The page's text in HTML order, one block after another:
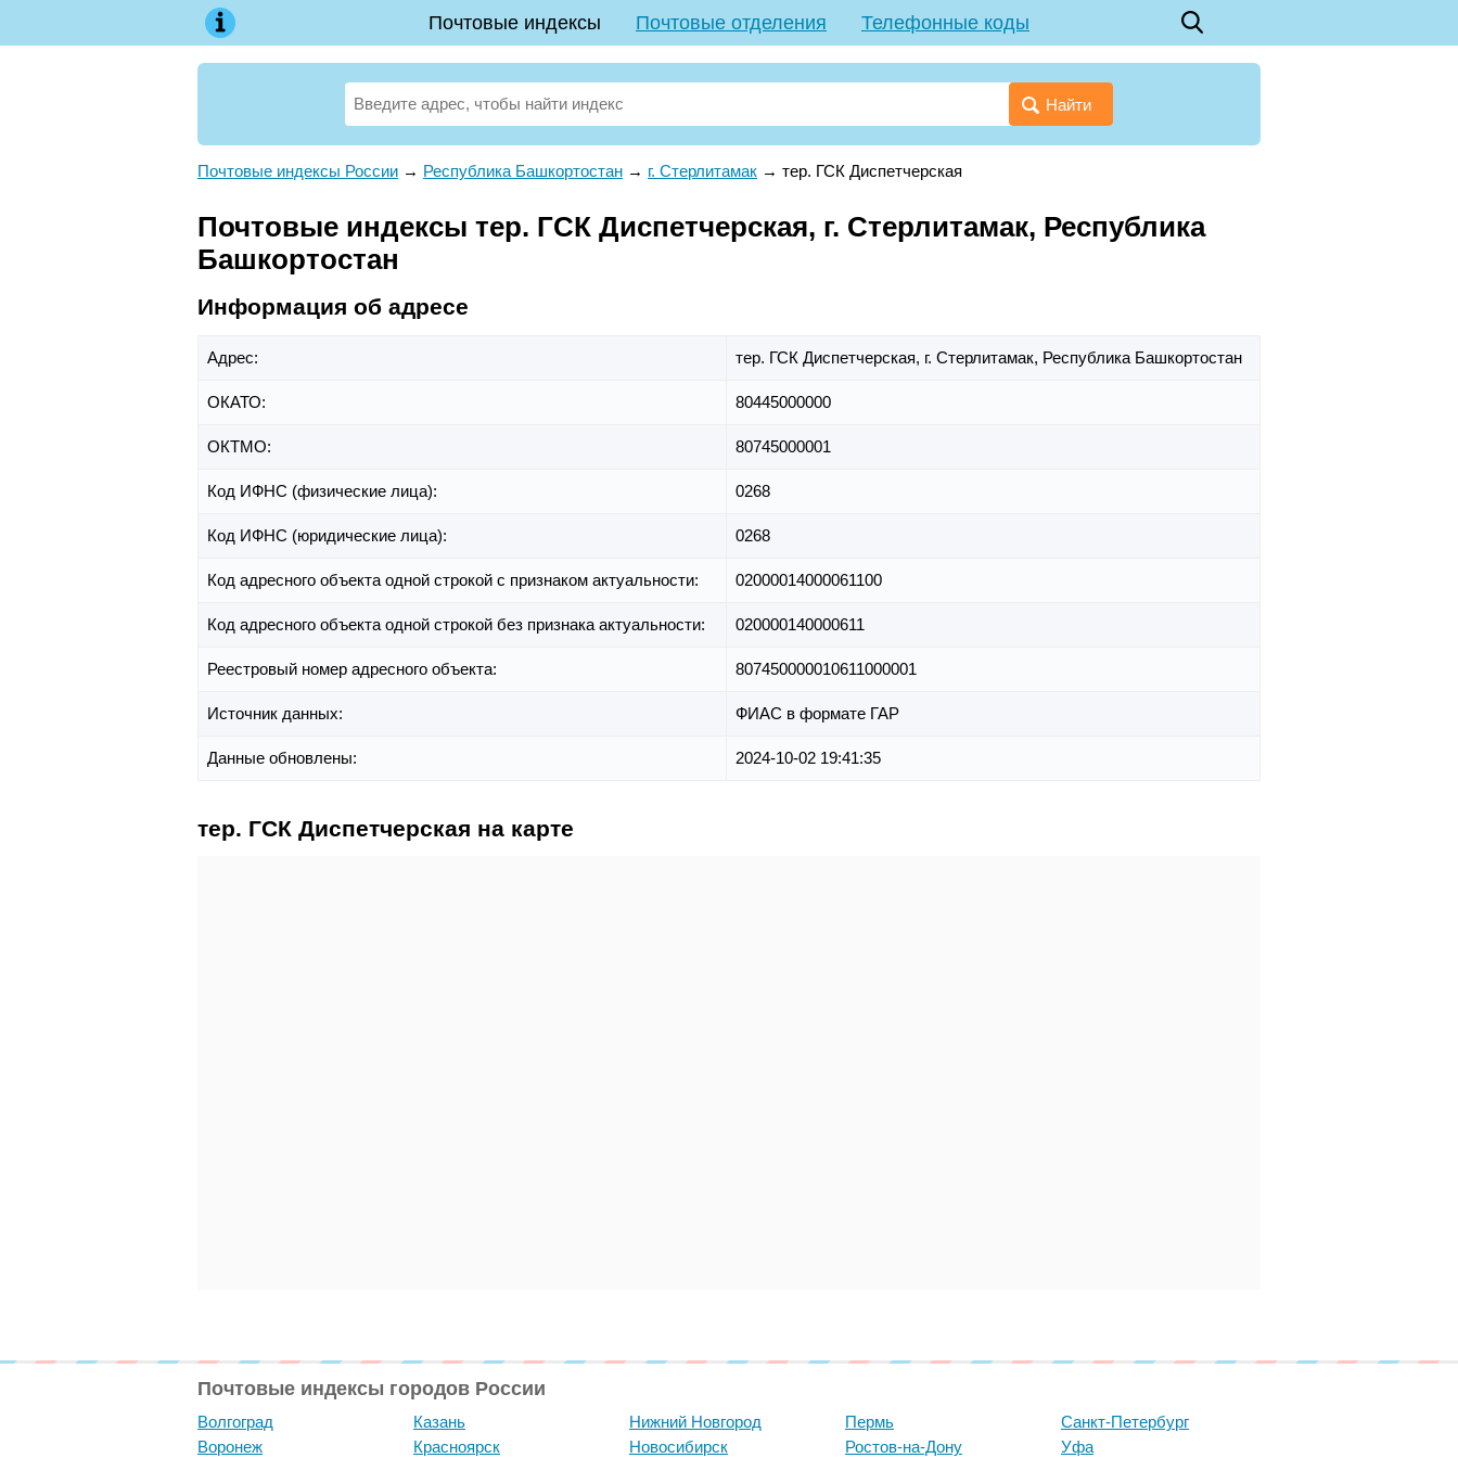
Почтовые индексы Почтовые отделения Телефонные коды
Найти
Почтовые индексы России → Республика Башкортостан → г. Стерлитамак → тер. ГСК Диспетчерская
Почтовые индексы тер. ГСК Диспетчерская, г. Стерлитамак, Республика
Башкортостан
Информация об адресе
Адрес: тер. ГСК Диспетчерская, г. Стерлитамак, Республика Башкортостан
ОКАТО: 80445000000
ОКТМО: 80745000001
Код ИФНС (физические лица): 0268
Код ИФНС (юридические лица): 0268
Код адресного объекта одной строкой с признаком актуальности: 02000014000061100
Код адресного объекта одной строкой без признака актуальности: 020000140000611
Реестровый номер адресного объекта: 807450000010611000001
Источник данных: ФИАС в формате ГАР
Данные обновлены: 2024-10-02 19:41:35
тер. ГСК Диспетчерская на карте
Почтовые индексы городов России
Волгоград
Воронеж
Казань
Красноярск
Нижний Новгород
Новосибирск
Пермь
Ростов-на-Дону
Санкт-Петербург
Уфа